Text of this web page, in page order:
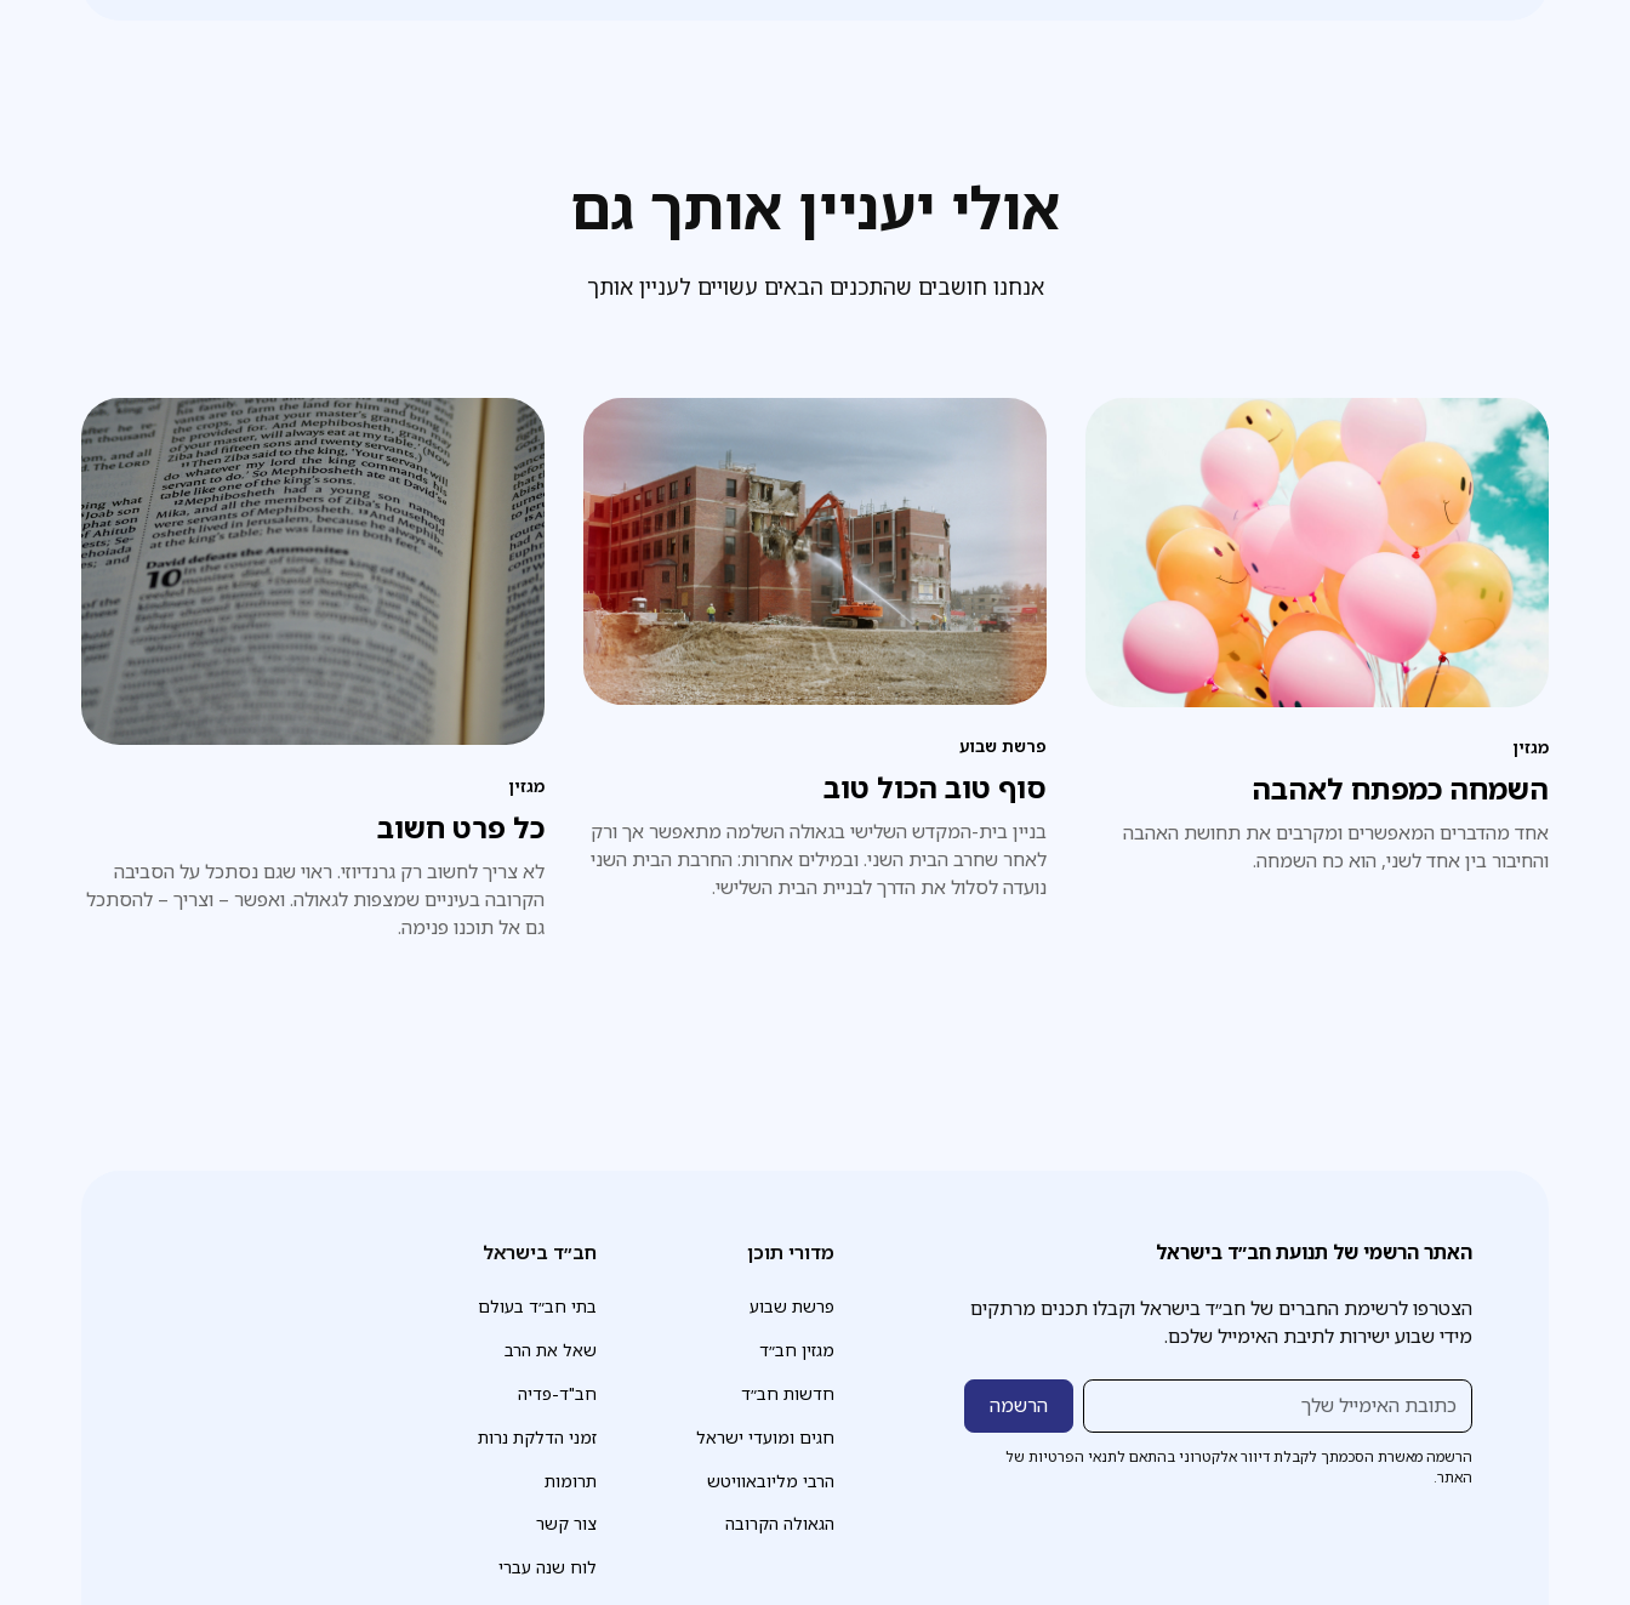
אולי יעניין אותך גם
אנחנו חושבים שהתכנים הבאים עשויים לעניין אותך
מגזין
השמחה כמפתח לאהבה
אחד מהדברים המאפשרים ומקרבים את תחושת האהבה
והחיבור בין אחד לשני, הוא כח השמחה.
פרשת שבוע
סוף טוב הכול טוב
בניין בית-המקדש השלישי בגאולה השלמה מתאפשר אך ורק
לאחר שחרב הבית השני. ובמילים אחרות: החרבת הבית השני
נועדה לסלול את הדרך לבניית הבית השלישי.
מגזין
כל פרט חשוב
לא צריך לחשוב רק גרנדיוזי. ראוי שגם נסתכל על הסביבה
הקרובה בעיניים שמצפות לגאולה. ואפשר – וצריך – להסתכל
גם אל תוכנו פנימה.
האתר הרשמי של תנועת חב״ד בישראל
הצטרפו לרשימת החברים של חב״ד בישראל וקבלו תכנים מרתקים
מידי שבוע ישירות לתיבת האימייל שלכם.
הרשמה מאשרת הסכמתך לקבלת דיוור אלקטרוני בהתאם לתנאי הפרטיות של
האתר.
מדורי תוכן
פרשת שבוע
מגזין חב״ד
חדשות חב״ד
חגים ומועדי ישראל
הרבי מליובאוויטש
הגאולה הקרובה
חב״ד בישראל
בתי חב״ד בעולם
שאל את הרב
חב"ד-פדיה
זמני הדלקת נרות
תרומות
צור קשר
לוח שנה עברי